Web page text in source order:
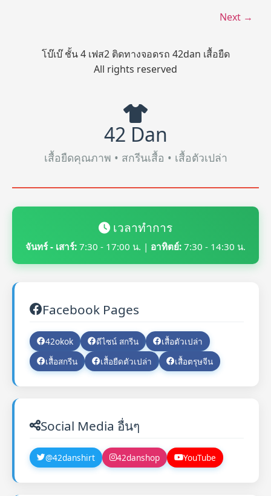
Next →
โบ๊เบ๊ ชั้น 4 เฟส2 ติดทางจอดรถ 42dan เสื้อยืด
All rights reserved
42 Dan
เสื้อยืดคุณภาพ • สกรีนเสื้อ • เสื้อตัวเปล่า
เวลาทำการ
จันทร์ - เสาร์: 7:30 - 17:00 น. | อาทิตย์: 7:30 - 14:30 น.
Facebook Pages
42okok ดีไซน์ สกรีน
เสื้อตัวเปล่า
เสื้อสกรีน
เสื้อยืดตัวเปล่า เสื้อตรุษจีน
Social Media อื่นๆ
@42danshirt 42danshop YouTube